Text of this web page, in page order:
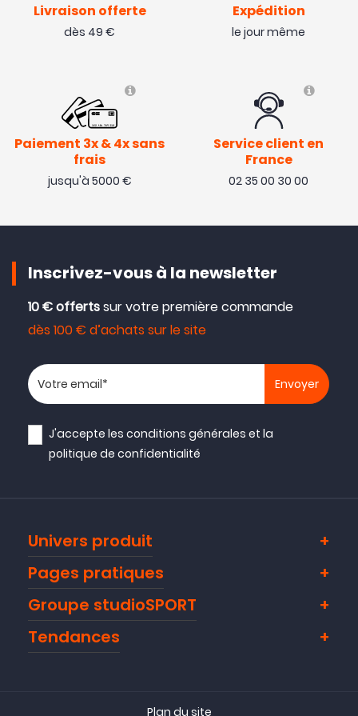
Livraison offerte
dès 49 €
Expédition
le jour même
Paiement 3x & 4x sans
frais
jusqu'à 5000 €
Service client en
France
02 35 00 30 00
Inscrivez-vous à la newsletter
10 € offertssur votre première commande
dès 100 € d’achats sur le site
Votre adresse email
J'accepte lesconditions générales et la
politique de confidentialité
Univers produit
Pages pratiques
Groupe studioSPORT
Tendances
Plan du site